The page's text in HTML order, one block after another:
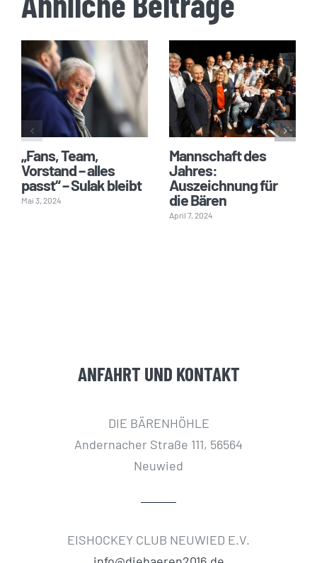
„Fans, Team,
Vorstand – alles
passt“ – Sulak bleibt
Mai 3, 2024
Mannschaft des
Jahres:
Auszeichnung für
die Bären
April 7, 2024
ANFAHRT UND KONTAKT
DIE BÄRENHÖHLE
Andernacher Straße 111, 56564
Neuwied
EISHOCKEY CLUB NEUWIED E.V.